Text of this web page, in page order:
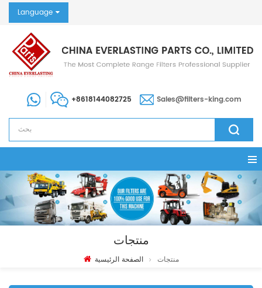
Language
+8618144082725 Sales@filters-king.com
منتجات
الصفحة الرئيسية منتجات